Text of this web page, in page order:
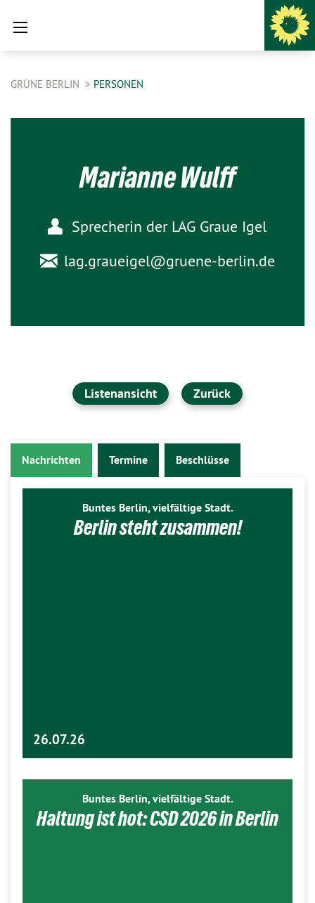
GRÜNE BERLIN PERSONEN
Marianne Wulff
Sprecherin der LAG Graue Igel
lag.graueigel@gruene-berlin.de
Listenansicht Zurück
Nachrichten Termine Beschlüsse
Buntes Berlin, vielfältige Stadt.
Berlin steht zusammen!
26.07.26
Buntes Berlin, vielfältige Stadt.
Haltung ist hot: CSD 2026 in Berlin